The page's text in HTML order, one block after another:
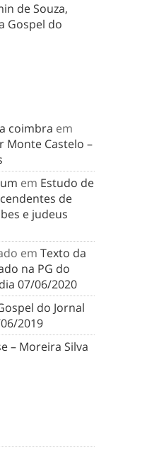
de Souza,
Gospel do
coimbra em
Monte Castelo –
em Estudo de
de
e judeus
em Texto da
na PG do
07/06/2020
do Jornal
2019
– Moreira Silva